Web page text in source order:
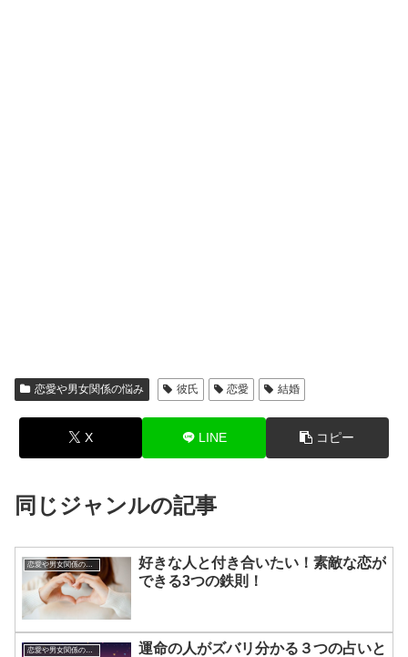
恋愛や男女関係の悩み 彼氏 恋愛 結婚
X LINE コピー
同じジャンルの記事
恋愛や男女関係の悩み
好きな人と付き合いたい！素敵な恋が
できる3つの鉄則！
恋愛や男女関係の悩み
運命の人がズバリ分かる３つの占いと